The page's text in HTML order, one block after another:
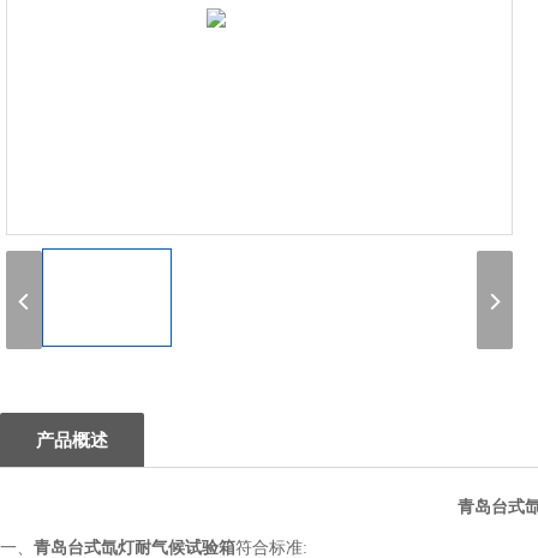
产品概述
青岛台式
一、 青岛台式氙灯耐气候试验箱符合标准: